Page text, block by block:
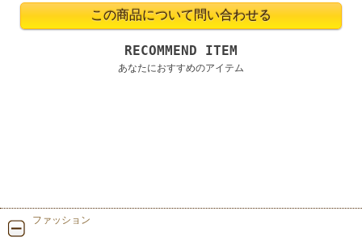
RECOMMEND ITEM
あなたにおすすめのアイテム
ファッション